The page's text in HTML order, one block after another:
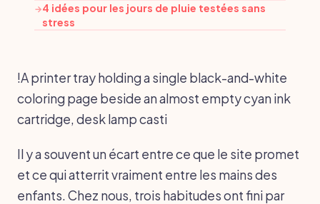
→4 idées pour les jours de pluie testées sans
stress
!A printer tray holding a single black-and-white
coloring page beside an almost empty cyan ink
cartridge, desk lamp casti
Il y a souvent un écart entre ce que le site promet
et ce qui atterrit vraiment entre les mains des
enfants. Chez nous, trois habitudes ont fini par